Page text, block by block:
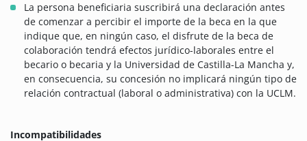
La persona beneficiaria suscribirá una declaración antes
de comenzar a percibir el importe de la beca en la que
indique que, en ningún caso, el disfrute de la beca de
colaboración tendrá efectos jurídico-laborales entre el
becario o becaria y la Universidad de Castilla-La Mancha y,
en consecuencia, su concesión no implicará ningún tipo de
relación contractual (laboral o administrativa) con la UCLM.
Incompatibilidades